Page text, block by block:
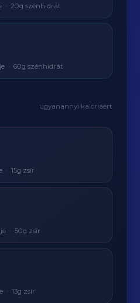
· 20g szénhidrát
· 60g szénhidrát
ugyanannyi kalóriáért
· 15g zsír
· 50g zsír
· 13g zsír